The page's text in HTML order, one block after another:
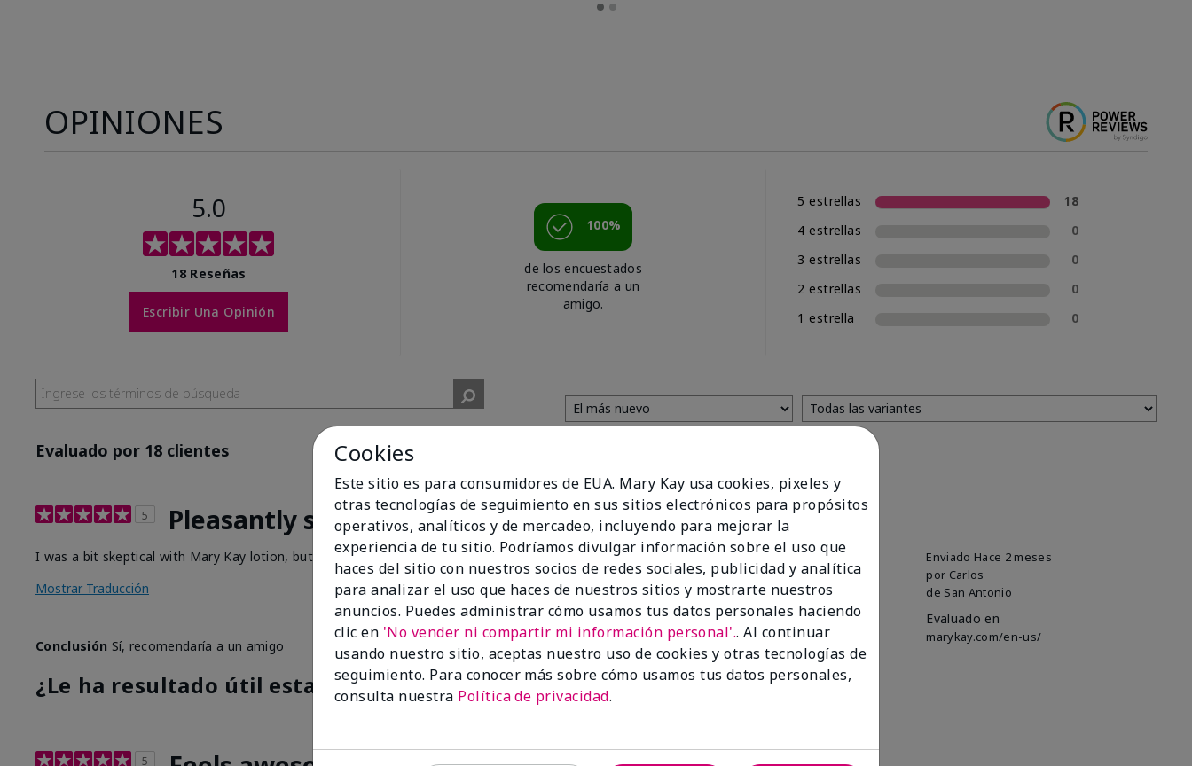
OPINIONES
5.0
18 Reseñas
Escribir Una Opinión
100%
de los encuestados
recomendaría a un
amigo.
5 estrellas
18
4 estrellas
0
3 estrellas
0
2 estrellas
0
1 estrella
0
Evaluado por 18 clientes
5 Pleasantly surprised
Enviado Hace 2 meses
por Carlos
de San Antonio
Evaluado en
marykay.com/en-us/
I was a bit skeptical with Mary Kay lotion, but to my surprise it actually was a really good lotion, it had a pleasant smell
Mostrar Traducción
Conclusión Sí, recomendaría a un amigo
¿Le ha resultado útil esta opinión? 3 0 Marcar esta opinión
5
Cookies
Este sitio es para consumidores de EUA. Mary Kay usa cookies, pixeles y
otras tecnologías de seguimiento en sus sitios electrónicos para propósitos
operativos, analíticos y de mercadeo, incluyendo para mejorar la
experiencia de tu sitio. Podríamos divulgar información sobre el uso que
haces del sitio con nuestros socios de redes sociales, publicidad y analítica
para analizar el uso que haces de nuestros sitios y mostrarte nuestros
anuncios. Puedes administrar cómo usamos tus datos personales haciendo
clic en 'No vender ni compartir mi información personal'.. Al continuar
usando nuestro sitio, aceptas nuestro uso de cookies y otras tecnologías de
seguimiento. Para conocer más sobre cómo usamos tus datos personales,
consulta nuestra Política de privacidad.